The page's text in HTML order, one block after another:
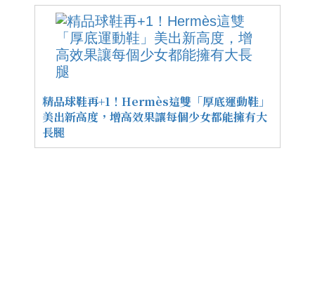
精品球鞋再+1！Hermès這雙「厚底運動鞋」
美出新高度，增高效果讓每個少女都能擁有大
長腿